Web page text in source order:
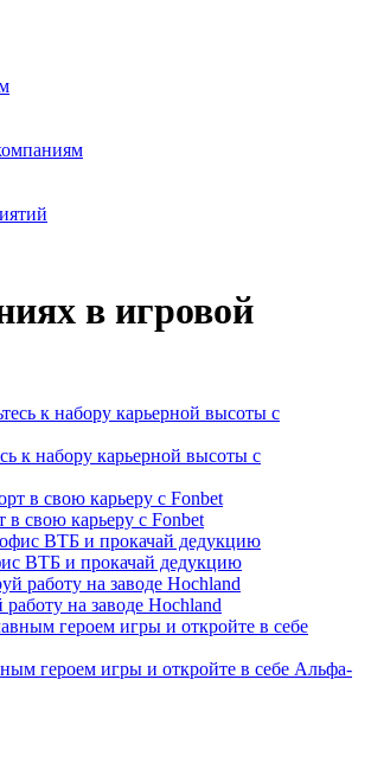
в игровой
к набору карьерной высоты с
в свою карьеру с Fonbet
ВТБ и прокачай дедукцию
на заводе Hochland
героем игры и откройте в себе Альфа-